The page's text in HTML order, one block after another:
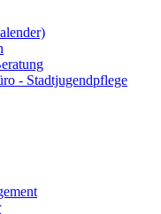
- Stadtjugendpflege